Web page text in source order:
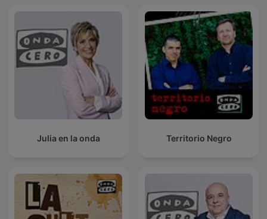
Julia en la onda Territorio Negro